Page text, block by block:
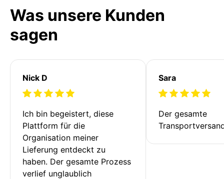
Was unsere Kunden
sagen
Nick D
Ich bin begeistert, diese
Plattform für die
Organisation meiner
Lieferung entdeckt zu
haben. Der gesamte Prozess
verlief unglaublich
Sara
Der gesamte